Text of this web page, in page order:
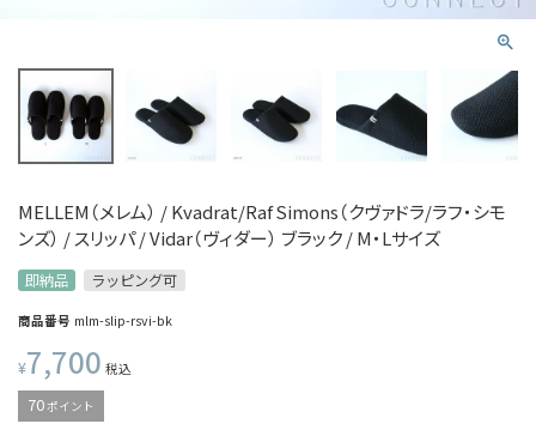
MELLEM（メレム） / Kvadrat/Raf Simons（クヴァドラ/ラフ・シモ
ンズ） / スリッパ / Vidar（ヴィダー） ブラック / M・Lサイズ
即納品 ラッピング可
商品番号 mlm-slip-rsvi-bk
¥7,700 税込
70ポイント